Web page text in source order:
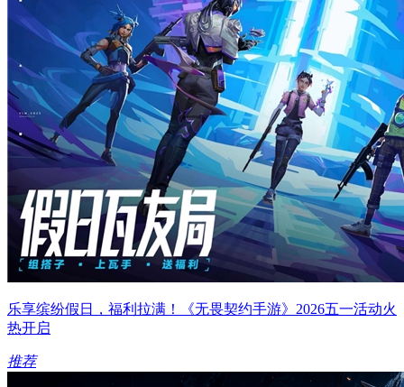
乐享缤纷假日，福利拉满！《无畏契约手游》2026五一活动火
热开启
推荐